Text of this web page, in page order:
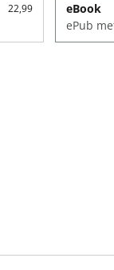
22,99 eBook
ePub